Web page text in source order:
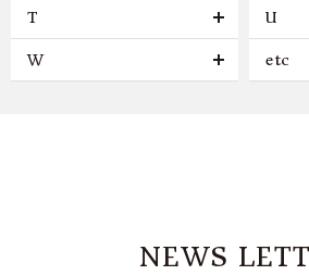
T U
W etc
NEWS